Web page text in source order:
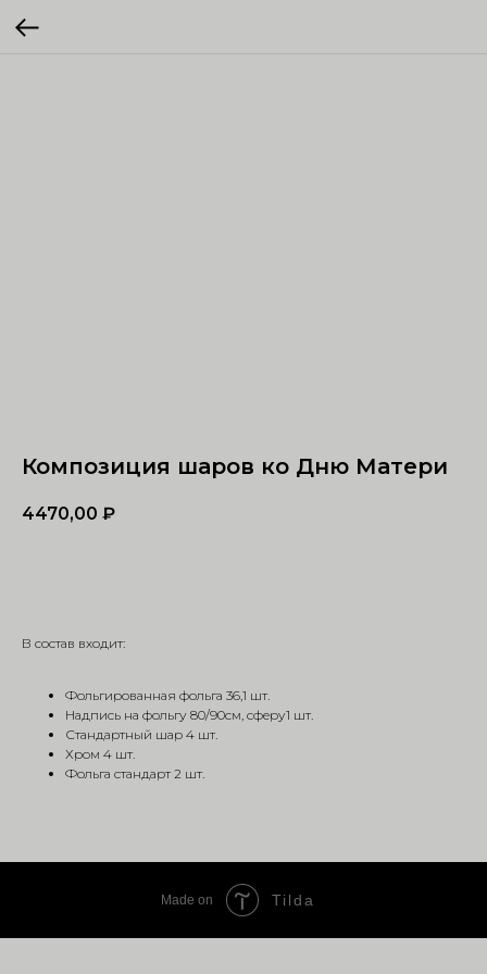
Композиция шаров ко Дню Матери
4470,00 ₽
В состав входит:
Фольгированная фольга 36,1 шт.
Надпись на фольгу 80/90см, сферу1 шт.
Стандартный шар 4 шт.
Хром 4 шт.
Фольга стандарт 2 шт.
Made on Tilda